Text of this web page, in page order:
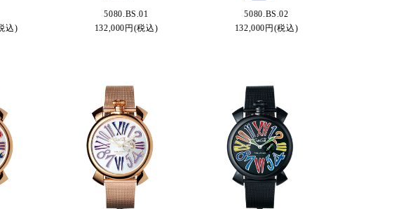
込)
5080.BS.01
132,000円(税込)
5080.BS.02
132,000円(税込)